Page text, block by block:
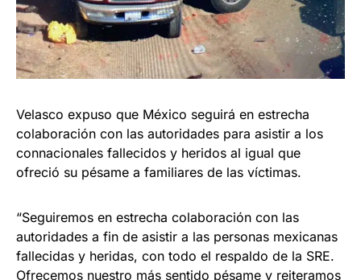
Velasco expuso que México seguirá en estrecha
colaboración con las autoridades para asistir a los
connacionales fallecidos y heridos al igual que
ofreció su pésame a familiares de las víctimas.
“Seguiremos en estrecha colaboración con las
autoridades a fin de asistir a las personas mexicanas
fallecidas y heridas, con todo el respaldo de la SRE.
Ofrecemos nuestro más sentido pésame y reiteramos